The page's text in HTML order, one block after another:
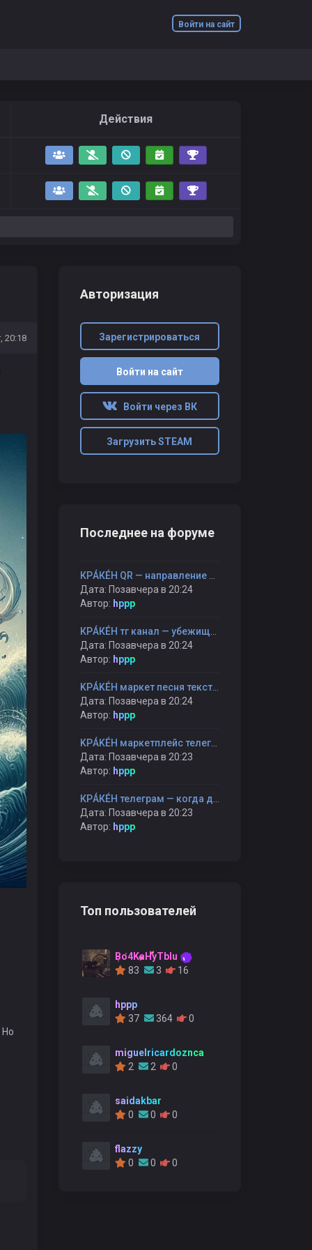
Войти на сайт
Действия
20:18
Но
Авторизация
Зарегистрироваться
Войти на сайт
Войти через ВК
Загрузить STEAM
Последнее на форуме
Дата: Позавчера в 20:24
Автор: hppp
Дата: Позавчера в 20:24
Автор: hppp
KРÁKÉH маркет песня текст — когда каждая строчка — как шаг к себе
Дата: Позавчера в 20:24
Автор: hppp
KРÁKÉH маркетплейс телеграмм — когда шопинг становится прогулкой, а не гонкой
Дата: Позавчера в 20:23
Автор: hppp
Дата: Позавчера в 20:23
Автор: hppp
Топ пользователей
Bo4KaHyTblu
83
3 16
hppp
37
364 0
miguelricardoznca
2
2 0
saidakbar
0
0 0
flazzy
0
0 0